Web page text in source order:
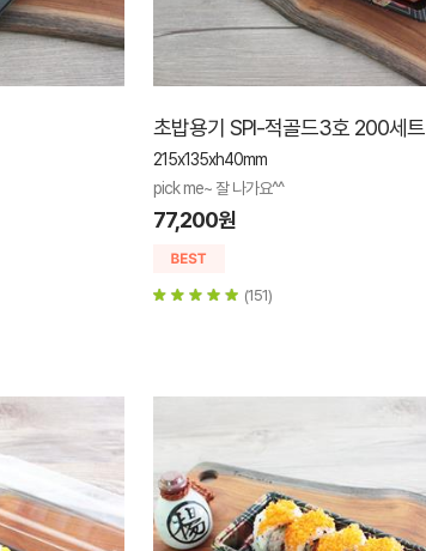
초밥용기 SPI-적골드3호 200세트
215x135xh40mm
pick me~ 잘 나가요^^
77,200원
(151)